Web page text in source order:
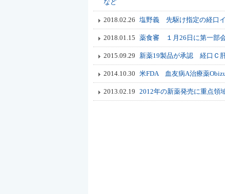
など
2018.02.26 塩野義 先駆け指定の経口
2018.01.15 薬食審 １月26日に第一部
2015.09.29 新薬19製品が承認 経口Ｃ
2014.10.30 米FDA 血友病A治療薬
2013.02.19 2012年の新薬発売に重点領